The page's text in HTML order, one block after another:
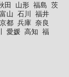
田 山形 福島 茨
富山 石川
福井
京都 兵庫 奈良
愛媛 高知 福